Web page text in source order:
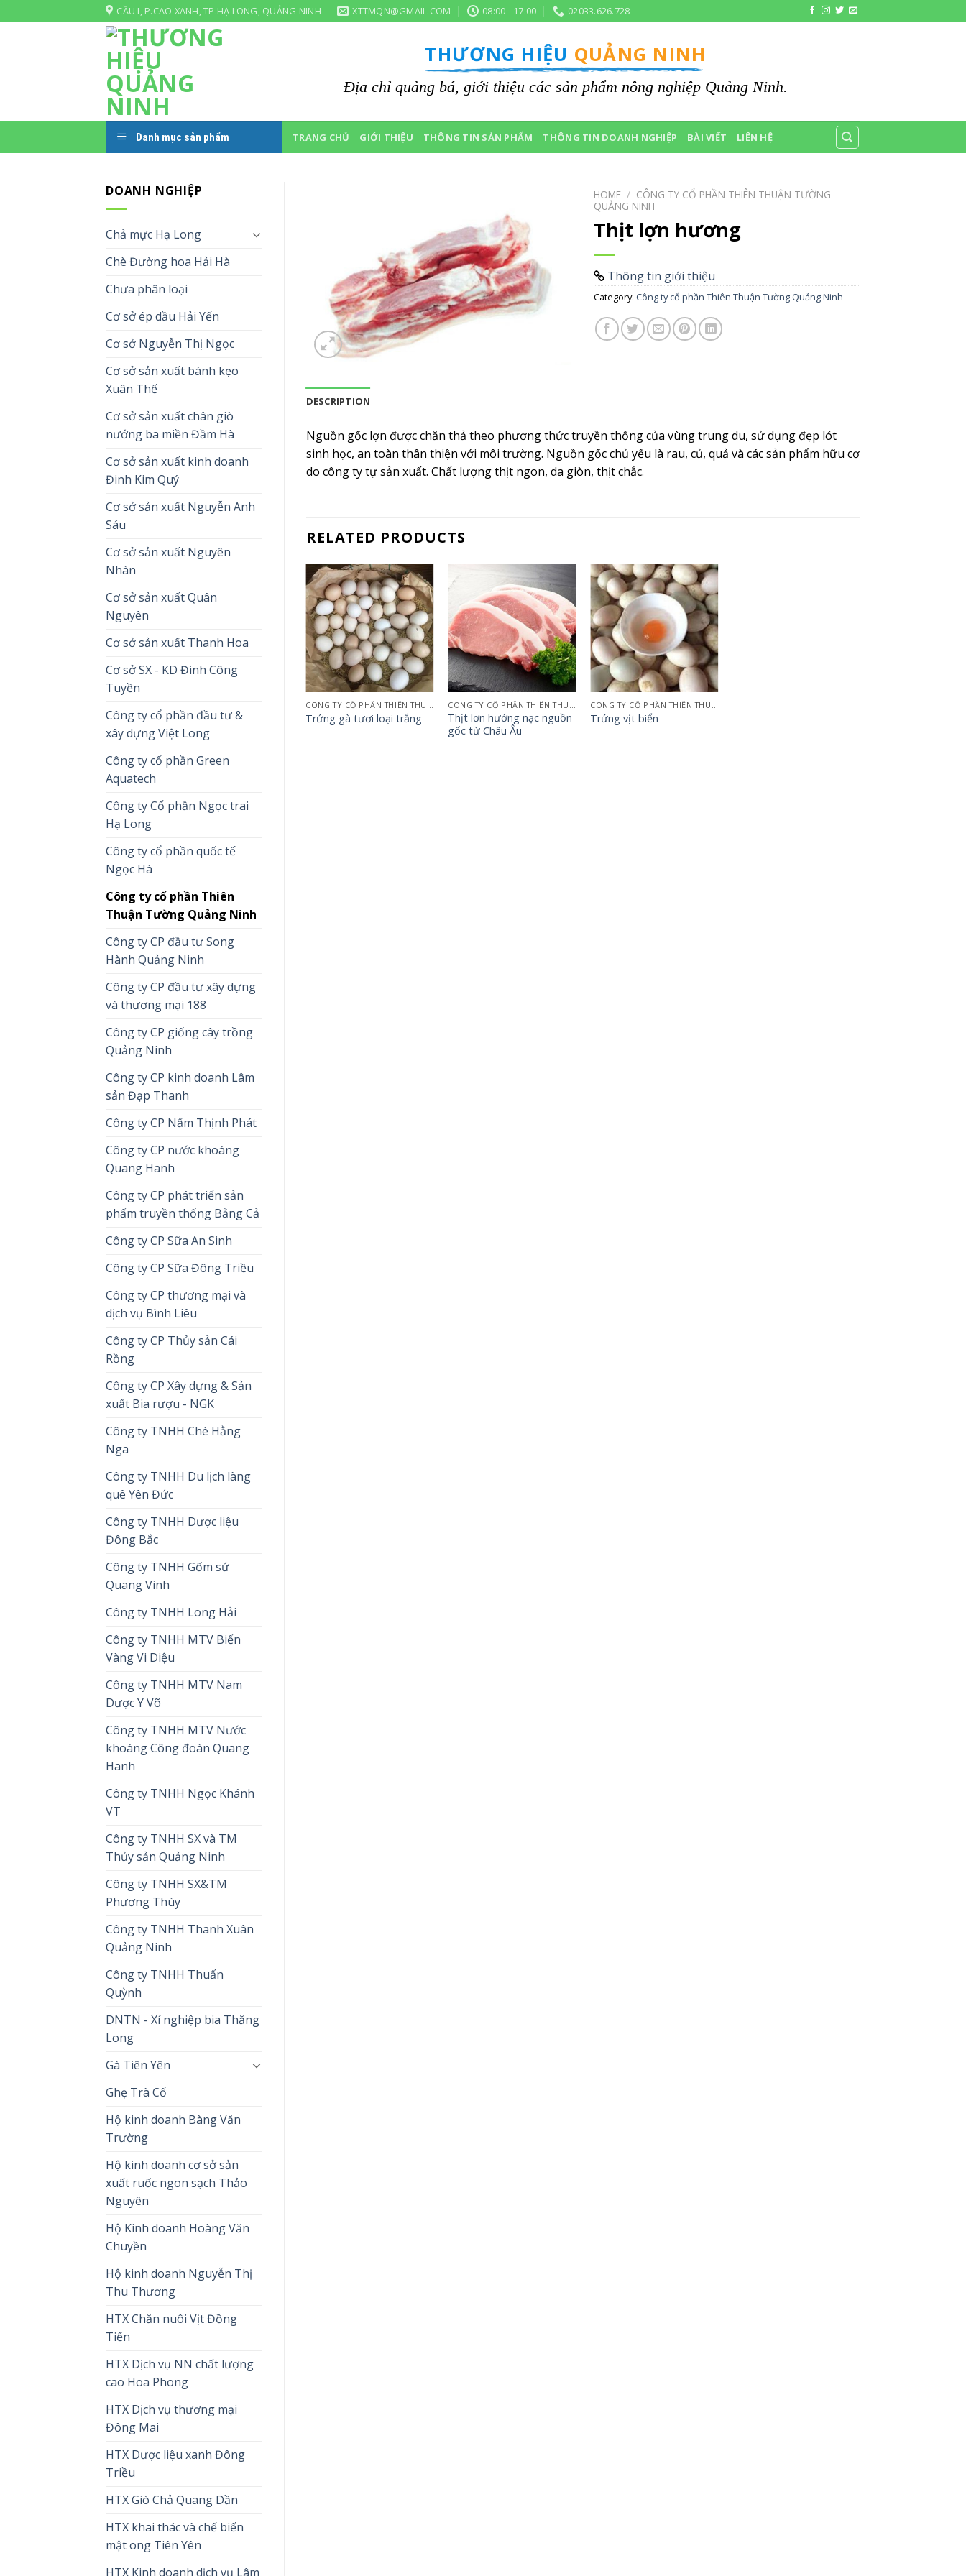
to
CẦU I, P.CAO XANH, TP.HẠ LONG, QUẢNG NINH XTTMQN@GMAIL.COM 08:00 - 17:00 02033.626.728
THƯƠNG HIỆU QUẢNG NINH
Địa chỉ quảng bá, giới thiệu các sản phẩm nông nghiệp Quảng Ninh.
Danh mục sản phẩm TRANG CHỦ GIỚI THIỆU THÔNG TIN SẢN PHẨM THÔNG TIN DOANH NGHIỆP BÀI VIẾT LIÊN HỆ
DOANH NGHIỆP
Chả mực Hạ Long
Chè Đường hoa Hải Hà
Chưa phân loại
Cơ sở ép dầu Hải Yến
Cơ sở Nguyễn Thị Ngọc
Cơ sở sản xuất bánh kẹo
Xuân Thế
Cơ sở sản xuất chân giò
nướng ba miền Đầm Hà
Cơ sở sản xuất kinh doanh
Đinh Kim Quý
Cơ sở sản xuất Nguyễn Anh
Sáu
Cơ sở sản xuất Nguyên
Nhàn
Cơ sở sản xuất Quân
Nguyên
Cơ sở sản xuất Thanh Hoa
Cơ sở SX - KD Đinh Công
Tuyền
Công ty cổ phần đầu tư &
xây dựng Việt Long
Công ty cổ phần Green
Aquatech
Công ty Cổ phần Ngọc trai
Hạ Long
Công ty cổ phần quốc tế
Ngọc Hà
Công ty cổ phần Thiên
Thuận Tường Quảng Ninh
Công ty CP đầu tư Song
Hành Quảng Ninh
Công ty CP đầu tư xây dựng
và thương mại 188
Công ty CP giống cây trồng
Quảng Ninh
Công ty CP kinh doanh Lâm
sản Đạp Thanh
Công ty CP Nấm Thịnh Phát
Công ty CP nước khoáng
Quang Hanh
Công ty CP phát triển sản
phẩm truyền thống Bằng Cả
Công ty CP Sữa An Sinh
Công ty CP Sữa Đông Triều
Công ty CP thương mại và
dịch vụ Bình Liêu
Công ty CP Thủy sản Cái
Rồng
Công ty CP Xây dựng & Sản
xuất Bia rượu - NGK
Công ty TNHH Chè Hằng
Nga
Công ty TNHH Du lịch làng
quê Yên Đức
Công ty TNHH Dược liệu
Đông Bắc
Công ty TNHH Gốm sứ
Quang Vinh
Công ty TNHH Long Hải
Công ty TNHH MTV Biển
Vàng Vi Diệu
Công ty TNHH MTV Nam
Dược Y Võ
Công ty TNHH MTV Nước
khoáng Công đoàn Quang
Hanh
Công ty TNHH Ngọc Khánh
VT
Công ty TNHH SX và TM
Thủy sản Quảng Ninh
Công ty TNHH SX&TM
Phương Thùy
Công ty TNHH Thanh Xuân
Quảng Ninh
Công ty TNHH Thuấn
Quỳnh
DNTN - Xí nghiệp bia Thăng
Long
Gà Tiên Yên
Ghẹ Trà Cổ
Hộ kinh doanh Bàng Văn
Trường
Hộ kinh doanh cơ sở sản
xuất ruốc ngon sạch Thảo
Nguyên
Hộ Kinh doanh Hoàng Văn
Chuyền
Hộ kinh doanh Nguyễn Thị
Thu Thương
HTX Chăn nuôi Vịt Đồng
Tiến
HTX Dịch vụ NN chất lượng
cao Hoa Phong
HTX Dịch vụ thương mại
Đông Mai
HTX Dược liệu xanh Đông
Triều
HTX Giò Chả Quang Dần
HTX khai thác và chế biến
mật ong Tiên Yên
HTX Kinh doanh dịch vụ Lâm
HOME / CÔNG TY CỔ PHẦN THIÊN THUẬN TƯỜNG
QUẢNG NINH
Thịt lợn hương
Thông tin giới thiệu
Category: Công ty cổ phần Thiên Thuận Tường Quảng Ninh
DESCRIPTION
Nguồn gốc lợn được chăn thả theo phương thức truyền thống của vùng trung du, sử dụng đẹp lót
sinh học, an toàn thân thiện với môi trường. Nguồn gốc chủ yếu là rau, củ, quả và các sản phẩm hữu cơ
do công ty tự sản xuất. Chất lượng thịt ngon, da giòn, thịt chắc.
RELATED PRODUCTS
+
Trứng gà tươi loại trắng
+
Thịt lơn hướng nạc nguồn
gốc từ Châu Âu
+
Trứng vịt biển